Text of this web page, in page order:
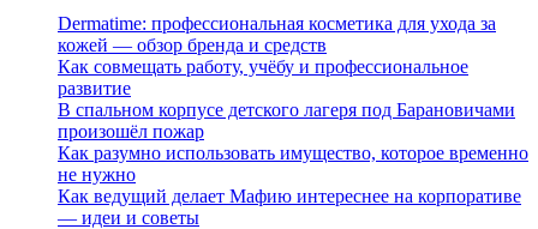
Dermatime: профессиональная косметика для ухода за
кожей — обзор бренда и средств
Как совмещать работу, учёбу и профессиональное
развитие
В спальном корпусе детского лагеря под Барановичами
произошёл пожар
Как разумно использовать имущество, которое временно
не нужно
Как ведущий делает Мафию интереснее на корпоративе
— идеи и советы